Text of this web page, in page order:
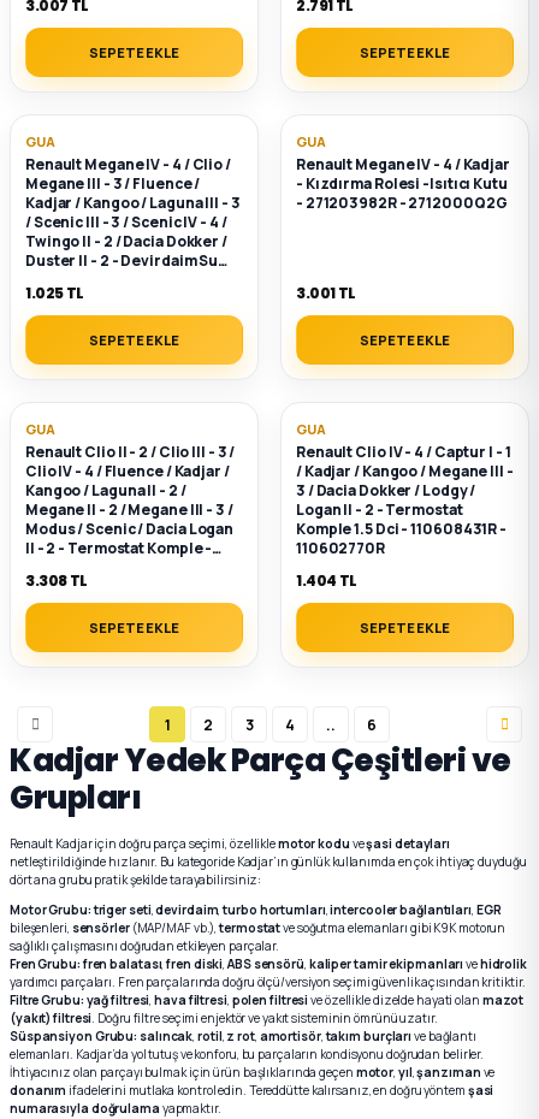
3.007 TL
SEPETE EKLE
2.791 TL
SEPETE EKLE
GUA
Renault Megane IV - 4 / Clio /
Megane III - 3 / Fluence /
Kadjar / Kangoo / Laguna III - 3
/ Scenic III - 3 / Scenic IV - 4 /
Twingo II - 2 / Dacia Dokker /
Duster II - 2 - Devirdaim Su
8660003373
1.025 TL
SEPETE EKLE
GUA
Renault Megane IV - 4 / Kadjar
- Kızdırma Rolesi -Isıtıcı Kutu
- 271203982R - 2712000Q2G
3.001 TL
SEPETE EKLE
GUA
Renault Clio II - 2 / Clio III - 3 /
Clio IV - 4 / Fluence / Kadjar /
Kangoo / Laguna II - 2 /
Megane II - 2 / Megane III - 3 /
Modus / Scenic / Dacia Logan
II - 2 - Termostat Komple -
3.308 TL
SEPETE EKLE
GUA
Renault Clio IV - 4 / Captur I - 1
/ Kadjar / Kangoo / Megane III -
3 / Dacia Dokker / Lodgy /
Logan II - 2 - Termostat
Komple 1.5 Dci - 110608431R -
110602770R
1.404 TL
SEPETE EKLE
1 2 3 4 .. 6
Kadjar Yedek Parça Çeşitleri ve
Grupları
Renault Kadjar için doğru parça seçimi, özelliklemotor kodu veşasi detayları
netleştirildiğinde hızlanır. Bu kategoride Kadjar’ın günlük kullanımda en çok ihtiyaç duyduğu
dört ana grubu pratik şekilde tarayabilirsiniz:
Motor Grubu:triger seti,devirdaim,turbo hortumları,intercooler bağlantıları, EGR
bileşenleri, sensörler(MAP/MAF vb.),termostatve soğutma elemanları gibi K9K motorun
sağlıklı çalışmasını doğrudan etkileyen parçalar.
Fren Grubu:fren balatası,fren diski,ABS sensörü, kaliper tamir ekipmanları vehidrolik
yardımcı parçaları. Fren parçalarında doğru ölçü/versiyon seçimi güvenlik açısından kritiktir.
Filtre Grubu: yağ filtresi,hava filtresi, polen filtresi ve özellikle dizelde hayati olan mazot
(yakıt) filtresi. Doğru filtre seçimi enjektör ve yakıt sisteminin ömrünü uzatır.
Süspansiyon Grubu: salıncak,rotil, z rot, amortisör,takım burçları ve bağlantı
elemanları. Kadjar’da yol tutuş ve konforu, bu parçaların kondisyonu doğrudan belirler.
İhtiyacınız olan parçayı bulmak için ürün başlıklarında geçen motor, yıl,şanzıman ve
donanım ifadelerini mutlaka kontrol edin. Tereddütte kalırsanız, en doğru yöntem şasi
numarasıyla doğrulama yapmaktır.